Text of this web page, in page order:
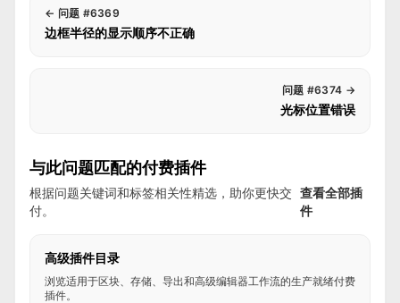
← 问题 #6369
边框半径的显示顺序不正确
问题 #6374 →
光标位置错误
与此问题匹配的付费插件
根据问题关键词和标签相关性精选，助你更快交
付。
查看全部插
件
高级插件目录
浏览适用于区块、存储、导出和高级编辑器工作流的生产就绪付费
插件。